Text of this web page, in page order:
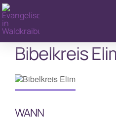
Zum
Inhalt
springen
Bibelkreis
WANN